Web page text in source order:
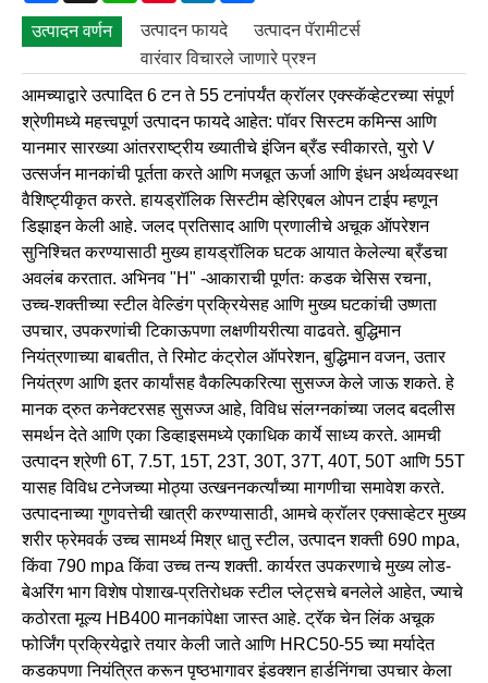
उत्पादन वर्णन उत्पादन फायदे
उत्पादन पॅरामीटर्स
वारंवार विचारले जाणारे प्रश्न
आमच्याद्वारे उत्पादित 6 टन ते 55 टनांपर्यंत क्रॉलर एक्स्कॅव्हेटरच्या संपूर्ण
श्रेणीमध्ये महत्त्वपूर्ण उत्पादन फायदे आहेत: पॉवर सिस्टम कमिन्स आणि
यानमार सारख्या आंतरराष्ट्रीय ख्यातीचे इंजिन ब्रँड स्वीकारते, युरो V
उत्सर्जन मानकांची पूर्तता करते आणि मजबूत ऊर्जा आणि इंधन अर्थव्यवस्था
वैशिष्ट्यीकृत करते. हायड्रॉलिक सिस्टीम व्हेरिएबल ओपन टाईप म्हणून
डिझाइन केली आहे. जलद प्रतिसाद आणि प्रणालीचे अचूक ऑपरेशन
सुनिश्चित करण्यासाठी मुख्य हायड्रॉलिक घटक आयात केलेल्या ब्रँडचा
अवलंब करतात. अभिनव "H" -आकाराची पूर्णतः कडक चेसिस रचना,
उच्च-शक्तीच्या स्टील वेल्डिंग प्रक्रियेसह आणि मुख्य घटकांची उष्णता
उपचार, उपकरणांची टिकाऊपणा लक्षणीयरीत्या वाढवते. बुद्धिमान
नियंत्रणाच्या बाबतीत, ते रिमोट कंट्रोल ऑपरेशन, बुद्धिमान वजन, उतार
नियंत्रण आणि इतर कार्यांसह वैकल्पिकरित्या सुसज्ज केले जाऊ शकते. हे
मानक द्रुत कनेक्टरसह सुसज्ज आहे, विविध संलग्नकांच्या जलद बदलीस
समर्थन देते आणि एका डिव्हाइसमध्ये एकाधिक कार्ये साध्य करते. आमची
उत्पादन श्रेणी 6T, 7.5T, 15T, 23T, 30T, 37T, 40T, 50T आणि 55T
यासह विविध टनेजच्या मोठ्या उत्खननकर्त्यांच्या मागणीचा समावेश करते.
उत्पादनाच्या गुणवत्तेची खात्री करण्यासाठी, आमचे क्रॉलर एक्साव्हेटर मुख्य
शरीर फ्रेमवर्क उच्च सामर्थ्य मिश्र धातु स्टील, उत्पादन शक्ती 690 mpa,
किंवा 790 mpa किंवा उच्च तन्य शक्ती. कार्यरत उपकरणाचे मुख्य लोड-
बेअरिंग भाग विशेष पोशाख-प्रतिरोधक स्टील प्लेट्सचे बनलेले आहेत, ज्याचे
कठोरता मूल्य HB400 मानकांपेक्षा जास्त आहे. ट्रॅक चेन लिंक अचूक
फोर्जिंग प्रक्रियेद्वारे तयार केली जाते आणि HRC50-55 च्या मर्यादेत
कडकपणा नियंत्रित करून पृष्ठभागावर इंडक्शन हार्डनिंगचा उपचार केला